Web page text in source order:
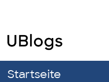
Startseite